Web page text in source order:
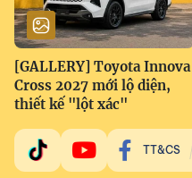
[GALLERY] Toyota Innova
Cross 2027 mới lộ diện,
thiết kế "lột xác"
TT&CS